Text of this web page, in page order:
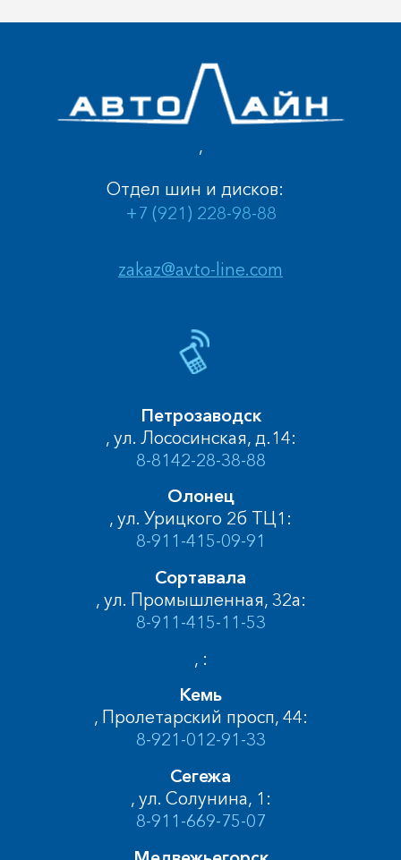
,
zakaz@avto-line.com
Отдел шин и дисков:
+7 (921) 228-98-88
Петрозаводск
, ул. Лососинская, д.14:
8-8142-28-38-88
Олонец
, ул. Урицкого 2б ТЦ1:
8-911-415-09-91
Сортавала
, ул. Промышленная, 32а:
8-911-415-11-53
, :
Кемь
, Пролетарский просп, 44:
8-921-012-91-33
Сегежа
, ул. Солунина, 1:
8-911-669-75-07